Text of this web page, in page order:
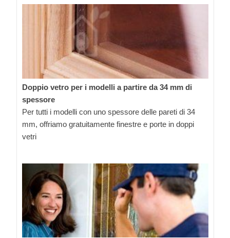
Doppio vetro per i modelli a partire da 34 mm di
spessore
Per tutti i modelli con uno spessore delle pareti di 34
mm, offriamo gratuitamente finestre e porte in doppi
vetri